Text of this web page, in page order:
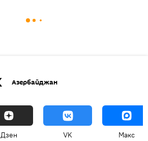
Азербайджан
Дзен VK Макс